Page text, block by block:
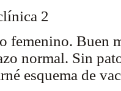
2
femenino. Buen
normal. Sin
esquema de